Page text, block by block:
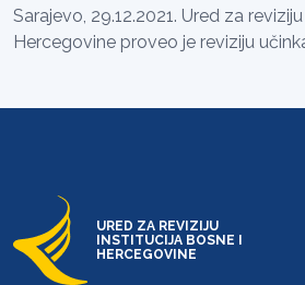
Sarajevo, 29.12.2021. Ured za
Hercegovine proveo je reviziju
URED ZA REVIZIJU
INSTITUCIJA BOSNE I
HERCEGOVINE